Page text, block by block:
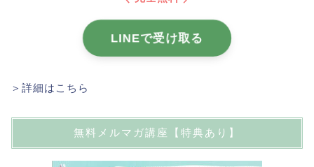
LINEで受け取る
＞詳細はこちら
無料メルマガ講座【特典あり】